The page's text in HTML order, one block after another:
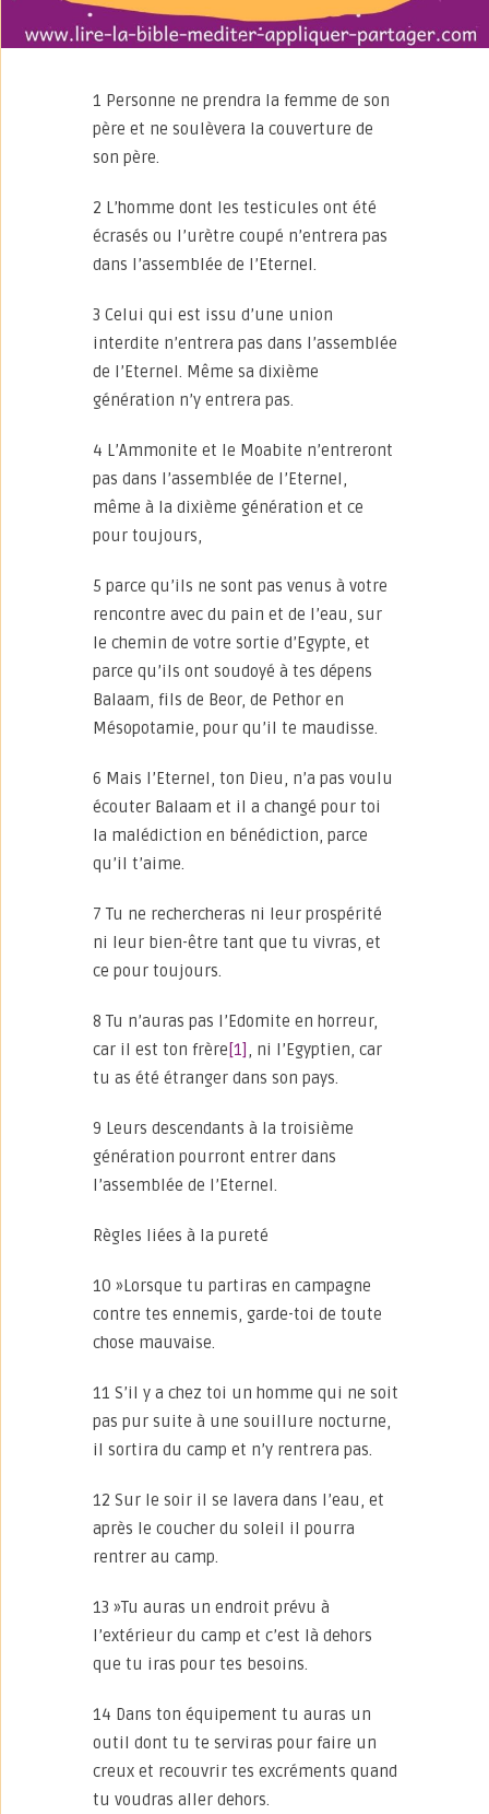
1 Personne ne prendra la femme de son
père et ne soulèvera la couverture de
son père.
2 L’homme dont les testicules ont été
écrasés ou l’urètre coupé n’entrera pas
dans l’assemblée de l’Eternel.
3 Celui qui est issu d’une union
interdite n’entrera pas dans l’assemblée
de l’Eternel. Même sa dixième
génération n’y entrera pas.
4 L’Ammonite et le Moabite n’entreront
pas dans l’assemblée de l’Eternel,
même à la dixième génération et ce
pour toujours,
5 parce qu’ils ne sont pas venus à votre
rencontre avec du pain et de l’eau, sur
le chemin de votre sortie d’Egypte, et
parce qu’ils ont soudoyé à tes dépens
Balaam, fils de Beor, de Pethor en
Mésopotamie, pour qu’il te maudisse.
6 Mais l’Eternel, ton Dieu, n’a pas voulu
écouter Balaam et il a changé pour toi
la malédiction en bénédiction, parce
qu’il t’aime.
7 Tu ne rechercheras ni leur prospérité
ni leur bien-être tant que tu vivras, et
ce pour toujours.
8 Tu n’auras pas l’Edomite en horreur,
car il est ton frère [1] , ni l’Egyptien, car
tu as été étranger dans son pays.
9 Leurs descendants à la troisième
génération pourront entrer dans
l’assemblée de l’Eternel.
Règles liées à la pureté
10 »Lorsque tu partiras en campagne
contre tes ennemis, garde-toi de toute
chose mauvaise.
11 S’il y a chez toi un homme qui ne soit
pas pur suite à une souillure nocturne,
il sortira du camp et n’y rentrera pas.
12 Sur le soir il se lavera dans l’eau, et
après le coucher du soleil il pourra
rentrer au camp.
13 »Tu auras un endroit prévu à
l’extérieur du camp et c’est là dehors
que tu iras pour tes besoins.
14 Dans ton équipement tu auras un
outil dont tu te serviras pour faire un
creux et recouvrir tes excréments quand
tu voudras aller dehors.